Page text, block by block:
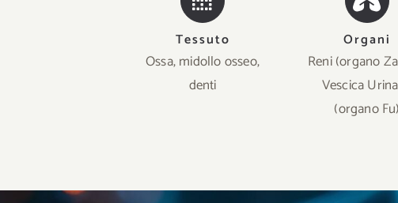
Tessuto
Ossa, midollo osseo,
denti
Organi
Reni (organo
Vescica
(organo Fu)